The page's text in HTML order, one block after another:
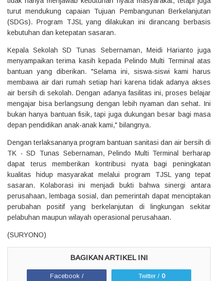
turut mendukung capaian Tujuan Pembangunan Berkelanjutan
(SDGs). Program TJSL yang dilakukan ini dirancang berbasis
kebutuhan dan ketepatan sasaran.
Kepala Sekolah SD Tunas Sebernaman, Meidi Harianto juga
menyampaikan terima kasih kepada Pelindo Multi Terminal atas
bantuan yang diberikan. "Selama ini, siswa-siswi kami harus
membawa air dari rumah setiap hari karena tidak adanya akses
air bersih di sekolah. Dengan adanya fasilitas ini, proses belajar
mengajar bisa berlangsung dengan lebih nyaman dan sehat. Ini
bukan hanya bantuan fisik, tapi juga dukungan besar bagi masa
depan pendidikan anak-anak kami," bilangnya.
Dengan terlaksananya program bantuan sanitasi dan air bersih di
TK - SD Tunas Sebernaman, Pelindo Multi Terminal berharap
dapat terus memberikan kontribusi nyata bagi peningkatan
kualitas hidup masyarakat melalui program TJSL yang tepat
sasaran. Kolaborasi ini menjadi bukti bahwa sinergi antara
perusahaan, lembaga sosial, dan pemerintah dapat menciptakan
perubahan positif yang berkelanjutan di lingkungan sekitar
pelabuhan maupun wilayah operasional perusahaan.
(SURYONO)
Facebook / Twitter / 0